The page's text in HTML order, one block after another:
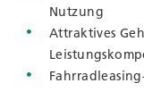
Nutzung
Attraktives